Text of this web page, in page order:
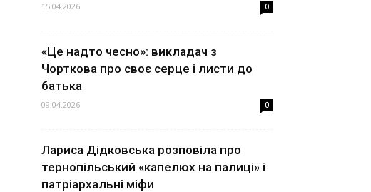
15.04.2026 0
«Це надто чесно»: викладач з
Чорткова про своє серце і листи до
батька
09.04.2026 0
Лариса Дідковська розповіла про
тернопільський «капелюх на палиці» і
патріархальні міфи